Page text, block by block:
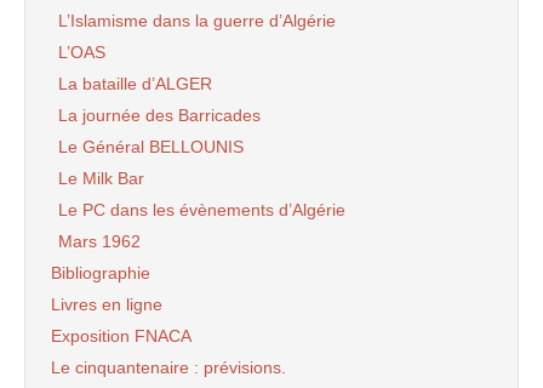
L’Islamisme dans la guerre d’Algérie
L’OAS
La bataille d’ALGER
La journée des Barricades
Le Général BELLOUNIS
Le Milk Bar
Le PC dans les évènements d’Algérie
Mars 1962
Bibliographie
Livres en ligne
Exposition FNACA
Le cinquantenaire : prévisions.